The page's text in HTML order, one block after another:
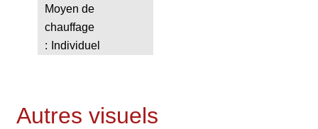
Moyen de
chauffage
Individuel
Autres visuels